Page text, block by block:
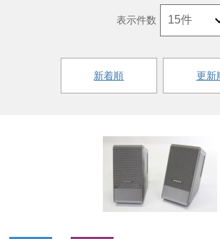
新着順 更新
表示件数